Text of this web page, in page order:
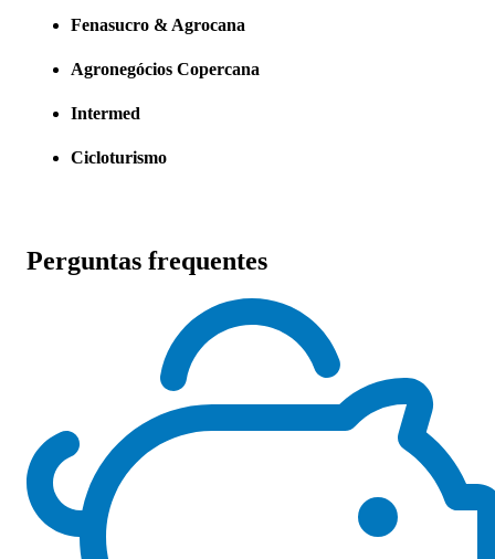
Fenasucro & Agrocana
Agronegócios Copercana
Intermed
Cicloturismo
Perguntas frequentes